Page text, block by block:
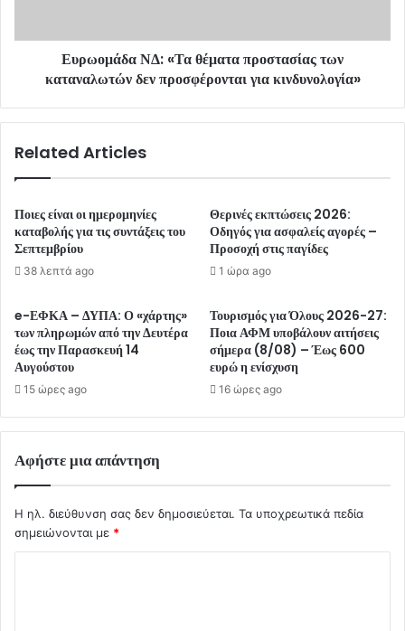
Ευρωομάδα ΝΔ: «Τα θέματα προστασίας των
καταναλωτών δεν προσφέρονται για κινδυνολογία»
Related Articles
Ποιες είναι οι ημερομηνίες
καταβολής για τις συντάξεις του
Σεπτεμβρίου
38 λεπτά ago
Θερινές εκπτώσεις 2026:
Οδηγός για ασφαλείς αγορές –
Προσοχή στις παγίδες
1 ώρα ago
e-ΕΦΚΑ – ΔΥΠΑ: Ο «χάρτης»
των πληρωμών από την Δευτέρα
έως την Παρασκευή 14
Αυγούστου
15 ώρες ago
Τουρισμός για Όλους 2026-27:
Ποια ΑΦΜ υποβάλουν αιτήσεις
σήμερα (8/08) – Έως 600
ευρώ η ενίσχυση
16 ώρες ago
Αφήστε μια απάντηση
Η ηλ. διεύθυνση σας δεν δημοσιεύεται. Τα υποχρεωτικά πεδία
σημειώνονται με *